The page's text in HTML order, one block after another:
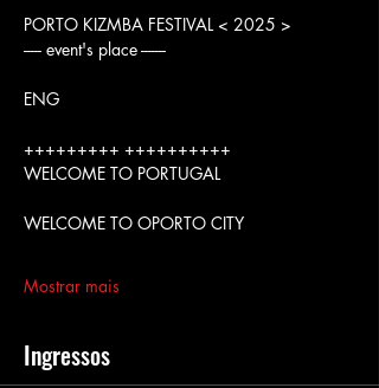
PORTO KIZMBA FESTIVAL < 2025 >
----- event's place -------
ENG
+++++++++ ++++++++++
WELCOME TO PORTUGAL
WELCOME TO OPORTO CITY
Mostrar mais
Ingressos